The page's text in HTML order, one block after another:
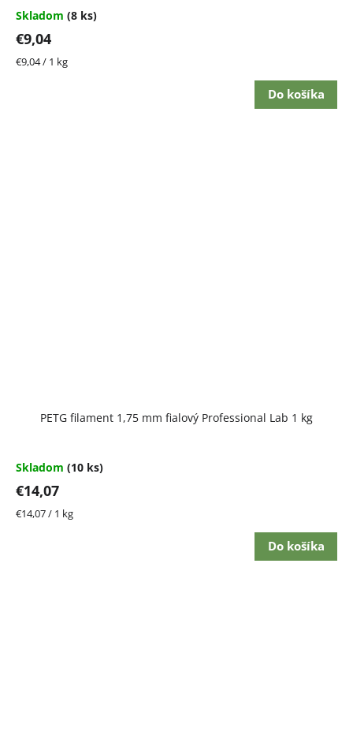
Skladom (8 ks)
€9,04
Jednotková
€9,04 / 1 kg
Do košíka
PETG filament 1,75 mm fialový Professional Lab 1 kg
Skladom (10 ks)
€14,07
Jednotková
€14,07 / 1 kg
Do košíka